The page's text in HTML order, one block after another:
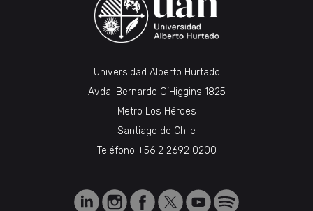
Universidad Alberto Hurtado
Avda. Bernardo O’Higgins 1825
Metro Los Héroes
Santiago de Chile
Teléfono +56 2 2692 0200